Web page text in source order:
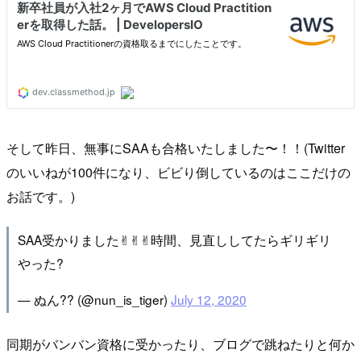
そして昨日、無事にSAAも合格いたしました〜！！(Twitter
のいいねが100件になり、ビビり倒しているのはここだけの
お話です。)
SAA受かりました✌︎✌︎✌︎時間、見直ししてたらギリギリ
やった?
— ぬん?? (@nun_is_tiger) July 12, 2020
同期がバンバン資格に受かったり、ブログで跳ねたりと何か